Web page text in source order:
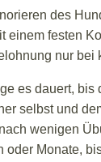
des
einem festen
nur bei
es dauert, bis
selbst und
wenigen
oder Monate,